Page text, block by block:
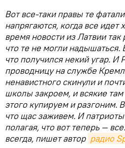
Вот все-таки правы те
напрягаются, когда все
время новости из Латвии так
что те не могли
что получился некий угар. И
проводницу на службе
ненавистного скинули и
школы закроем, и всякие
этого купируем и разгоним.
что щас заживем. И
полагая, что вот теперь —
всегда, пишет автор радио